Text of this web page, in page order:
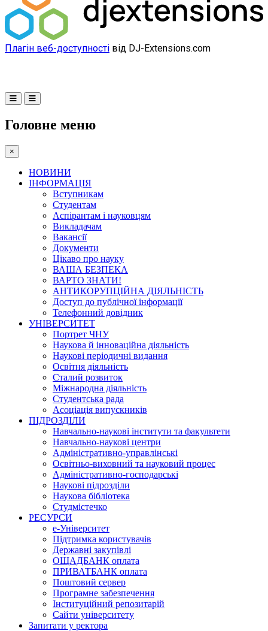
Плагін веб-доступності від DJ-Extensions.com
Головне меню
×
НОВИНИ
ІНФОРМАЦІЯ
Вступникам
Студентам
Аспірантам і науковцям
Викладачам
Вакансії
Документи
Цікаво про науку
ВАША БЕЗПЕКА
ВАРТО ЗНАТИ!
АНТИКОРУПЦІЙНА ДІЯЛЬНІСТЬ
Доступ до публічної інформації
Телефонний довідник
УНІВЕРСИТЕТ
Портрет ЧНУ
Наукова й інноваційна діяльність
Наукові періодичні видання
Освітня діяльність
Сталий розвиток
Міжнародна діяльність
Студентська рада
Асоціація випускників
ПІДРОЗДІЛИ
Навчально-наукові інститути та факультети
Навчально-наукові центри
Адміністративно-управлінські
Освітньо-виховний та науковий процес
Адміністративно-господарські
Наукові підрозділи
Наукова бібліотека
Студмістечко
РЕСУРСИ
е-Університет
Підтримка користувачів
Державні закупівлі
ОЩАДБАНК оплата
ПРИВАТБАНК оплата
Поштовий сервер
Програмне забезпечення
Інституційний репозитарій
Сайти університету
Запитати у ректора